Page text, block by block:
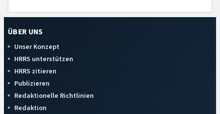
ÜBER UNS
Unser Konzept
HRRS unterstützen
HRRS zitieren
Publizieren
Redaktionelle Richtlinien
Redaktion